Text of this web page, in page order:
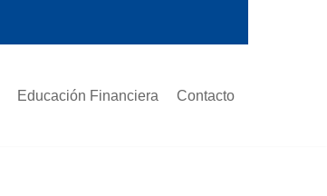
Educación Financiera Contacto